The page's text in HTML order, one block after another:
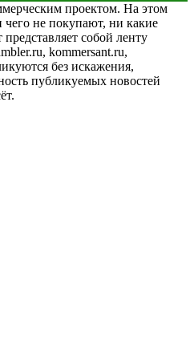
проектом. На этом
чего не покупают, ни какие
собой ленту
kommersant.ru,
без искажения,
публикуемых новостей